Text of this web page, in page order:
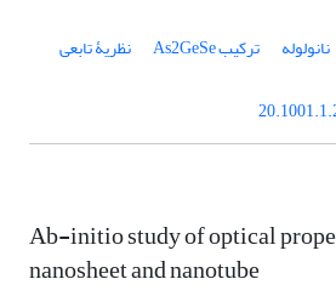
نانولوله ترکیب As2GeSe نظریۀ تابعی
Ab-initio study of optical
nanosheet and nanotube